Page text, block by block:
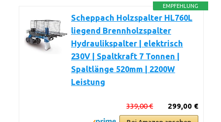
EMPFEHLUNG
Scheppach Holzspalter HL760L
liegend Brennholzspalter
Hydraulikspalter | elektrisch
230V | Spaltkraft 7 Tonnen |
Spaltlänge 520mm | 2200W
Leistung
299,00 €
339,00 €